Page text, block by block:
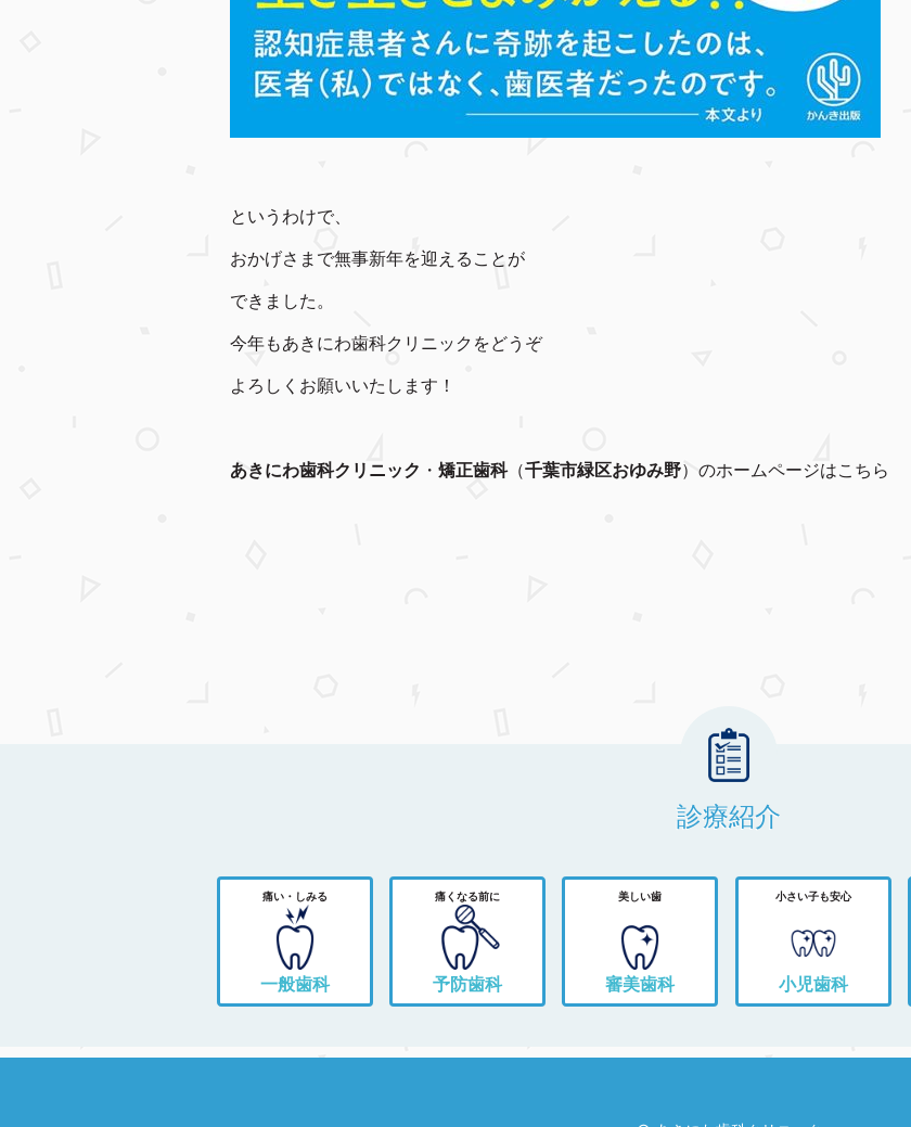
というわけで、
おかげさまで無事新年を迎えることが
できました。
今年もあきにわ歯科クリニックをどうぞ
よろしくお願いいたします！
あきにわ歯科クリニック ・ 矯正歯科（千葉市緑区おゆみ野）のホームページはこちら
診療紹介
痛い・しみる
一般歯科
痛くなる前に
予防歯科
美しい歯
審美歯科
小さい子も安心
小児歯科